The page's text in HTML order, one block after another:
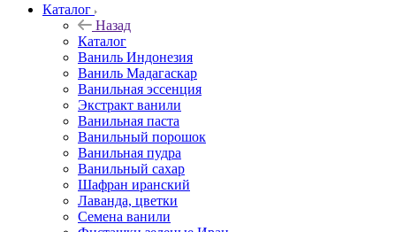
Каталог
Назад
Каталог
Ваниль Индонезия
Ваниль Мадагаскар
Ванильная эссенция
Экстракт ванили
Ванильная паста
Ванильный порошок
Ванильная пудра
Ванильный сахар
Шафран иранский
Лаванда, цветки
Семена ванили